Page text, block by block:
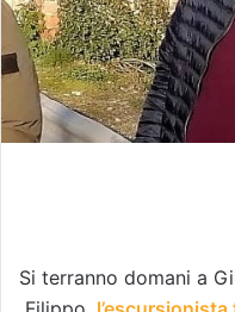
Si terranno domani a